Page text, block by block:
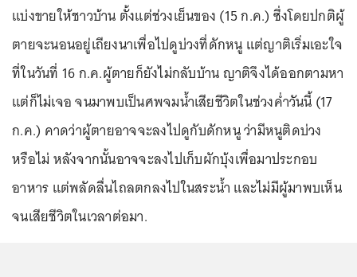
แบ่งขายให้ชาวบ้าน ตั้งแต่ช่วงเย็นของ (15 ก.ค.) ซึ่งโดยปกติผู้
ตายจะนอนอยู่เถียงนาเพื่อไปดูบ่วงที่ดักหนู แต่ญาติเริ่มเอะใจ
ที่ในวันที่ 16 ก.ค.ผู้ตายก็ยังไม่กลับบ้าน ญาติจึงได้ออกตามหา
แต่ก็ไม่เจอ จนมาพบเป็นศพจมน้ำเสียชีวิตในช่วงค่ำวันนี้ (17
ก.ค.) คาดว่าผู้ตายอาจจะลงไปดูกับดักหนู ว่ามีหนูติดบ่วง
หรือไม่ หลังจากนั้นอาจจะลงไปเก็บผักบุ้งเพื่อมาประกอบ
อาหาร แต่พลัดลื่นไถลตกลงไปในสระน้ำ และไม่มีผู้มาพบเห็น
จนเสียชีวิตในเวลาต่อมา.